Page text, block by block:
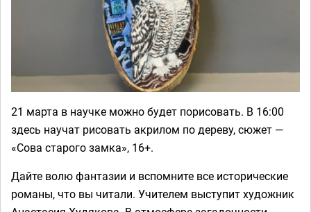
21 марта в научке можно будет порисовать. В 16:00
здесь научат рисовать акрилом по дереву, сюжет —
«Сова старого замка», 16+.
Дайте волю фантазии и вспомните все исторические
романы, что вы читали. Учителем выступит художник